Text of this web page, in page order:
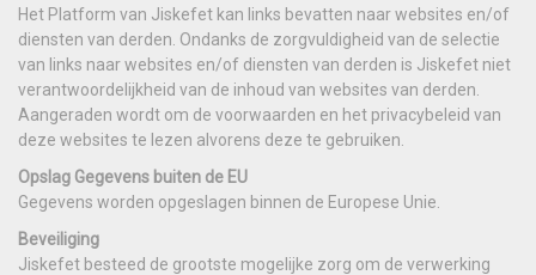
Het Platform van Jiskefet kan links bevatten naar websites en/of
diensten van derden. Ondanks de zorgvuldigheid van de selectie
van links naar websites en/of diensten van derden is Jiskefet niet
verantwoordelijkheid van de inhoud van websites van derden.
Aangeraden wordt om de voorwaarden en het privacybeleid van
deze websites te lezen alvorens deze te gebruiken.
Opslag Gegevens buiten de EU
Gegevens worden opgeslagen binnen de Europese Unie.
Beveiliging
Jiskefet besteed de grootste mogelijke zorg om de verwerking